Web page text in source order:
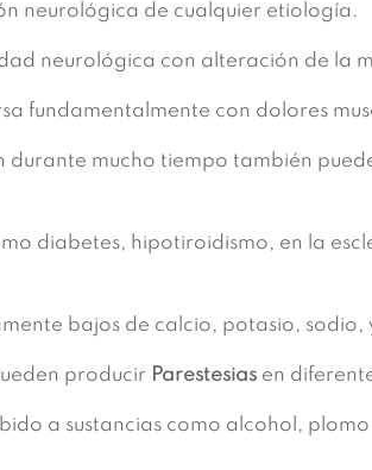
neurológica de cualquier etiología.
neurológica con alteración de la
fundamentalmente con dolores
durante mucho tiempo también
diabetes, hipotiroidismo, en la
bajos de calcio, potasio, sodio,
producir Parestesias en
a sustancias como alcohol,